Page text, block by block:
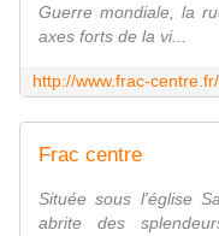
Guerre mondiale, la
axes forts de la vi...
Frac centre
Située sous l'église
abrite des